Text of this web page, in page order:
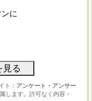
に
ト： アンケート・アンサー
します。許可なく内容・